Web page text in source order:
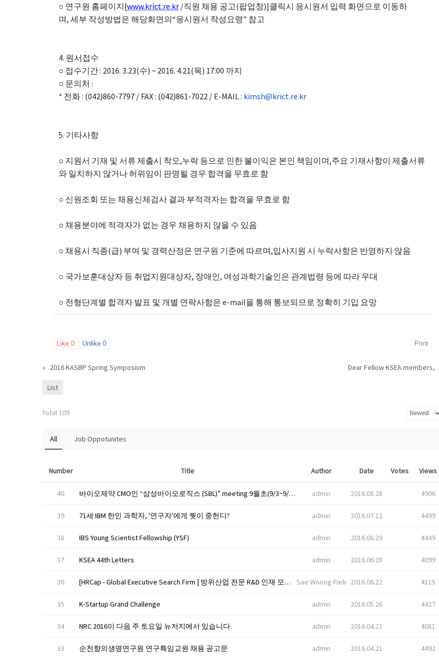
○ 연구원 홈페이지[www.krict.re.kr /직원 채용 공고(팝업창)]클릭시 응시원서 입력 화면으로 이동하
며, 세부 작성방법은 해당화면의“응시원서 작성요령” 참고
4. 원서접수
○ 접수기간 : 2016. 3.23(수) ~ 2016. 4.21(목) 17:00 까지
○ 문의처 :
* 전화 : (042)860-7797 / FAX : (042)861-7022 / E-MAIL : kimsh@krict.re.kr
5. 기타사항
○ 지원서 기재 및 서류 제출시 착오,누락 등으로 인한 불이익은 본인 책임이며,주요 기재사항이 제출서류
와 일치하지 않거나 허위임이 판명될 경우 합격을 무효로 함
○ 신원조회 또는 채용신체검사 결과 부적격자는 합격을 무효로 함
○ 채용분야에 적격자가 없는 경우 채용하지 않을 수 있음
○ 채용시 직종(급) 부여 및 경력산정은 연구원 기준에 따르며,입사지원 시 누락사항은 반영하지 않음
○ 국가보훈대상자 등 취업지원대상자, 장애인, 여성과학기술인은 관계법령 등에 따라 우대
○ 전형단계별 합격자 발표 및 개별 연락사항은 e-mail을 통해 통보되므로 정확히 기입 요망
Like 0 Unlike 0 Print
« 2016 KASBP Spring Symposium Dear Fellow KSEA members,
List
Total 109
All Job Oppotunites
Number Title Author Date Votes Views
40 바이오제약 CMO인 “삼성바이오로직스 (SBL)” meeting 9월초(9/3~9/4 전후) admin 2016.08.28 4906
39 71세 IBM 한인 과학자, '연구자'에게 뭣이 중헌디? admin 2016.07.12 4499
38 IBS Young Scientist Fellowship (YSF) admin 2016.06.29 4449
37 KSEA 44th Letters admin 2016.06.28 4099
36 [HRCap - Global Executive Search Firm ] 방위산업 전문 R&D 인재 모집공고 (근무지: 한국) Sae Woong Park 2016.06.22 4115
35 K-Startup Grand Challenge admin 2016.05.26 4427
34 NRC 2016이 다음 주 토요일 뉴저지에서 있습니다. admin 2016.04.21 4081
33 순천향의생명연구원 연구특임교원 채용 공고문 admin 2016.04.21 4492